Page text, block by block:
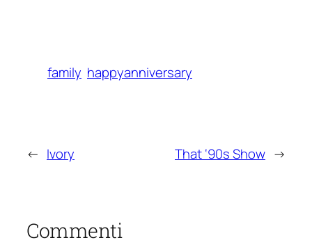
family happyanniversary
← Ivory That ‘90s Show →
Commenti